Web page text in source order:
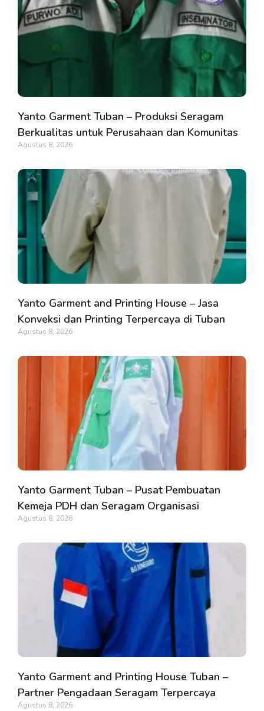
Yanto Garment Tuban – Produksi Seragam
Berkualitas untuk Perusahaan dan Komunitas
Agustus 8, 2026
Yanto Garment and Printing House – Jasa
Konveksi dan Printing Terpercaya di Tuban
Agustus 8, 2026
Yanto Garment Tuban – Pusat Pembuatan
Kemeja PDH dan Seragam Organisasi
Agustus 8, 2026
Yanto Garment and Printing House Tuban –
Partner Pengadaan Seragam Terpercaya
Agustus 8, 2026